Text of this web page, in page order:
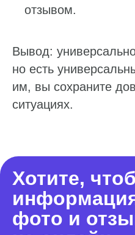
отзывом.
Вывод:
но есть
им, вы сохраните
ситуациях.
Хотите,
фото и